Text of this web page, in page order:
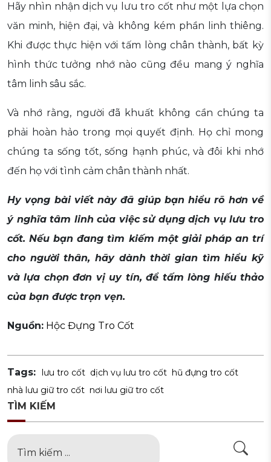
Hãy nhìn nhận dịch vụ lưu tro cốt như một lựa chọn
văn minh, hiện đại, và không kém phần linh thiêng.
Khi được thực hiện với tấm lòng chân thành, bất kỳ
hình thức tưởng nhớ nào cũng đều mang ý nghĩa
tâm linh sâu sắc.
Và nhớ rằng, người đã khuất không cần chúng ta
phải hoàn hảo trong mọi quyết định. Họ chỉ mong
chúng ta sống tốt, sống hạnh phúc, và đôi khi nhớ
đến họ với tình cảm chân thành nhất.
Hy vọng bài viết này đã giúp bạn hiểu rõ hơn về
ý nghĩa tâm linh của việc sử dụng dịch vụ lưu tro
cốt. Nếu bạn đang tìm kiếm một giải pháp an trí
cho người thân, hãy dành thời gian tìm hiểu kỹ
và lựa chọn đơn vị uy tín, để tấm lòng hiếu thảo
của bạn được trọn vẹn.
Nguồn: Hộc Đựng Tro Cốt
Tags: lưu tro cốt dịch vụ lưu tro cốt hũ đựng tro cốt
nhà lưu giữ tro cốt nơi lưu giữ tro cốt
TÌM KIẾM